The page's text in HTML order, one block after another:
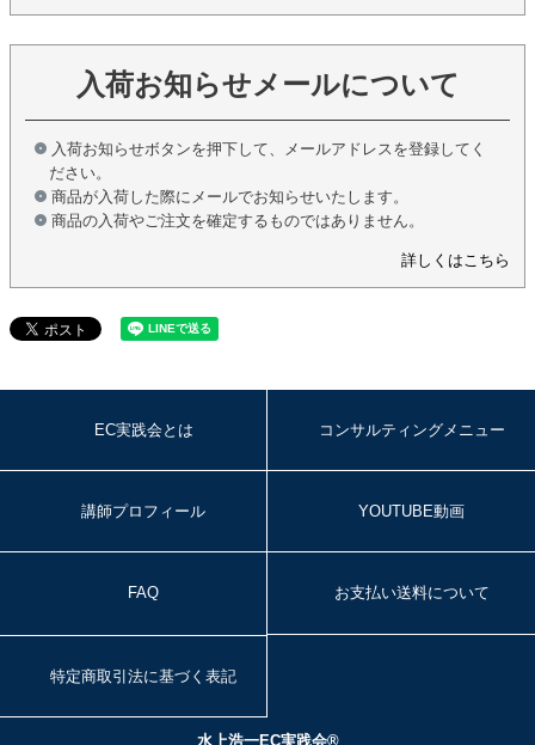
入荷お知らせメールについて
入荷お知らせボタンを押下して、メールアドレスを登録してく
ださい。
商品が入荷した際にメールでお知らせいたします。
商品の入荷やご注文を確定するものではありません。
詳しくはこちら
EC実践会とは コンサルティングメニュー
講師プロフィール YOUTUBE動画
FAQ お支払い送料について
特定商取引法に基づく表記
水上浩一EC実践会®